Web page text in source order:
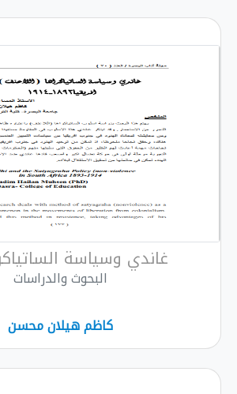
غاندي وسياسة الساتياكراها (...
البحوث والدراسات
كاظم هيلان محسن